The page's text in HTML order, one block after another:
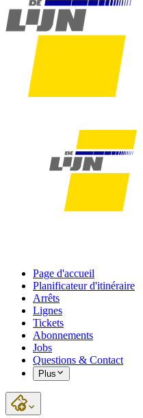
Page d'accueil
Planificateur d'itinéraire
Arrêts
Lignes
Tickets
Abonnements
Jobs
Questions & Contact
Plus